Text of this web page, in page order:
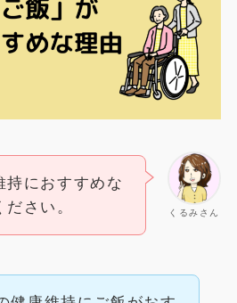
くるみさん
持におすすめな
さい。